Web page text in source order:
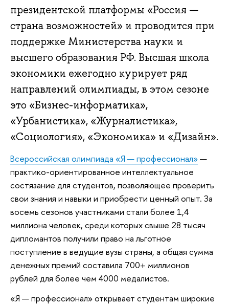
президентской платформы «Россия —
страна возможностей» и проводится при
поддержке Министерства науки и
высшего образования РФ. Высшая школа
экономики ежегодно курирует ряд
направлений олимпиады, в этом сезоне
это «Бизнес-информатика»,
«Урбанистика», «Журналистика»,
«Социология», «Экономика» и «Дизайн».
Всероссийская олимпиада «Я — профессионал»—
практико-ориентированное интеллектуальное
состязание для студентов, позволяющее проверить
свои знания и навыки и приобрести ценный опыт. За
восемь сезонов участниками стали более 1,4
миллиона человек, среди которых свыше 28 тысяч
дипломантов получили право на льготное
поступление в ведущие вузы страны, а общая сумма
денежных премий составила 700+ миллионов
рублей для более чем 4000 медалистов.
«Я — профессионал» открывает студентам широкие